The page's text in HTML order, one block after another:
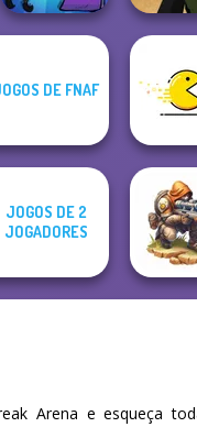
DE FNAF
JOGOS DE 2
JOGADORES
Arena e esqueça